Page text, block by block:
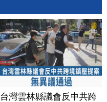
台灣雲林縣議會反中共跨